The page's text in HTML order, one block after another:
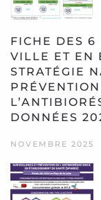
FICHE DES 6
VILLE ET EN
STRATÉGIE
DONNÉES
NOVEMBRE 2025